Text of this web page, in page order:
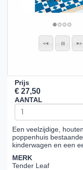
Prijs
€ 27,50
AANTAL
Een veelzijdige,
poppenhuis
kinderwagen en een
MERK
Tender Leaf